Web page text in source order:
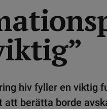
hiv fyller en viktig
att berätta borde